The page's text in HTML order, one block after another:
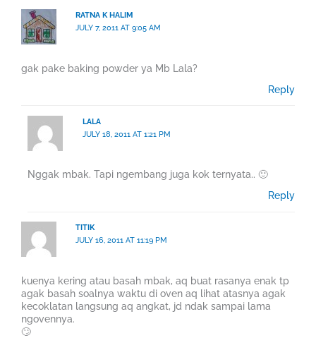
RATNA K HALIM
JULY 7, 2011 AT 9:05 AM
gak pake baking powder ya Mb Lala?
Reply
LALA
JULY 18, 2011 AT 1:21 PM
Nggak mbak. Tapi ngembang juga kok ternyata.. 🙂
Reply
TITIK
JULY 16, 2011 AT 11:19 PM
kuenya kering atau basah mbak, aq buat rasanya enak tp
agak basah soalnya waktu di oven aq lihat atasnya agak
kecoklatan langsung aq angkat, jd ndak sampai lama
ngovennya.
🙄